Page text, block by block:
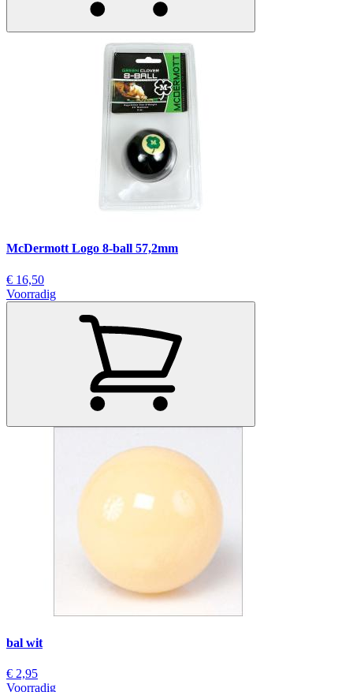
McDermott Logo 8-ball 57,2mm
€ 16,50
Voorradig
bal wit
€ 2,95
Voorradig